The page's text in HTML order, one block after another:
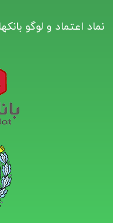
نماد اعتماد و لوگو بانکها